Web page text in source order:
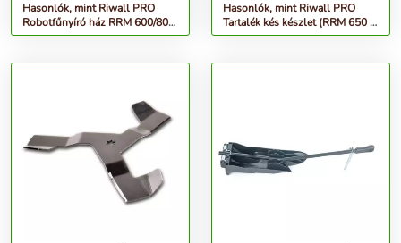
Hasonlók, mint Riwall PRO
Robotfűnyíró ház RRM 600/800
modellekhez
Hasonlók, mint Riwall PRO
Tartalék kés készlet (RRM 650 /
950 APP) 6 db